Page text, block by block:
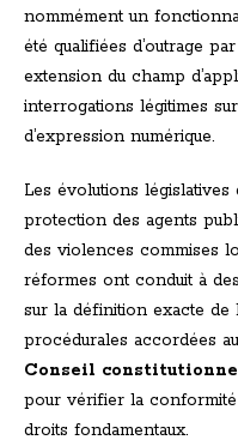
nommément un
été qualifiées d’outrage
extension du champ
interrogations légitimes
d’expression numérique.
Les évolutions législatives
protection des agents
des violences commises
réformes ont conduit à
sur la définition exacte de
procédurales accordées
Conseil
pour vérifier la
droits fondamentaux.